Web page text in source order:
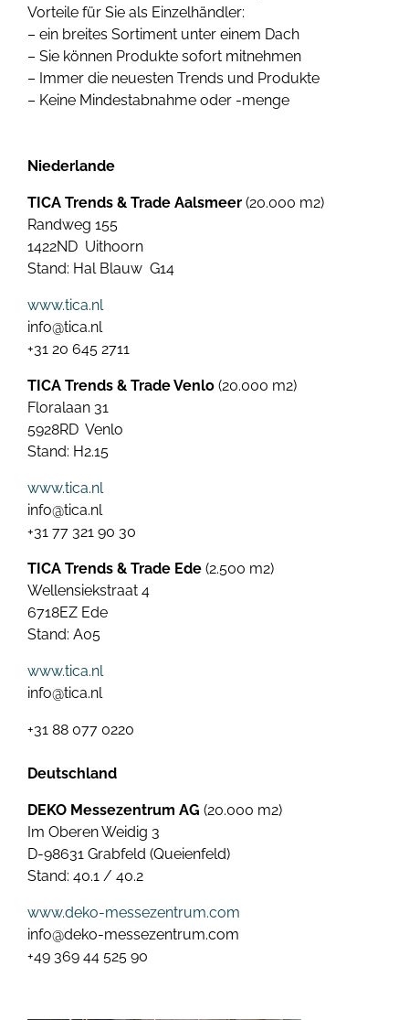
Vorteile für Sie als Einzelhändler:
– ein breites Sortiment unter einem Dach
– Sie können Produkte sofort mitnehmen
– Immer die neuesten Trends und Produkte
– Keine Mindestabnahme oder -menge
Niederlande
TICA Trends & Trade Aalsmeer (20.000 m2)
Randweg 155
1422ND Uithoorn
Stand: Hal Blauw G14
www.tica.nl
info@tica.nl
+31 20 645 2711
TICA Trends & Trade Venlo (20.000 m2)
Floralaan 31
5928RD Venlo
Stand: H2.15
www.tica.nl
info@tica.nl
+31 77 321 90 30
TICA Trends & Trade Ede (2.500 m2)
Wellensiekstraat 4
6718EZ Ede
Stand: A05
www.tica.nl
info@tica.nl
+31 88 077 0220
Deutschland
DEKO Messezentrum AG (20.000 m2)
Im Oberen Weidig 3
D-98631 Grabfeld (Queienfeld)
Stand: 40.1 / 40.2
www.deko-messezentrum.com
info@deko-messezentrum.com
+49 369 44 525 90